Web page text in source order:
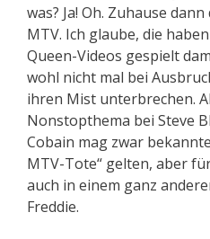
was? Ja! Oh. Zuhause
MTV. Ich glaube, die
Queen-Videos gespielt
wohl nicht mal bei
ihren Mist unterbrechen.
Nonstopthema bei Steve
Cobain mag zwar
MTV-Tote“ gelten, aber
auch in einem ganz
Freddie.